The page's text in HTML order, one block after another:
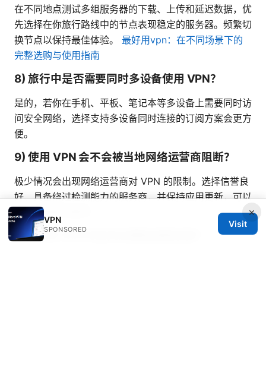
在不同地点测试多组服务器的下载、上传和延迟数据，优
先选择在你旅行路线中的节点表现稳定的服务器。频繁切
换节点以保持最佳体验。 最好用vpn：在不同场景下的
完整选购与使用指南
8) 旅行中是否需要同时多设备使用 VPN？
是的，若你在手机、平板、笔记本等多设备上需要同时访
问安全网络，选择支持多设备同时连接的订阅方案会更方
便。
9) 使用 VPN 会不会被当地网络运营商阻断？
极少情况会出现网络运营商对 VPN 的限制。选择信誉良
好、具备绕过检测能力的服务商，并保持应用更新，可以
降低被阻断的概率。
10) 订阅 VPN 时应关注哪些退款条款？
×
VPN
SPONSORED
Visit